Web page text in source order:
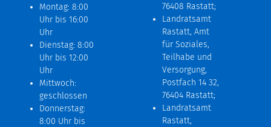
Montag: 8:00
Uhr bis 16:00
Uhr
Dienstag: 8:00
Uhr bis 12:00
Uhr
Mittwoch:
geschlossen
Donnerstag:
8:00 Uhr bis
76408 Rastatt;
Landratsamt
Rastatt, Amt
für Soziales,
Teilhabe und
Versorgung,
Postfach 14 32,
76404 Rastatt;
Landratsamt
Rastatt,